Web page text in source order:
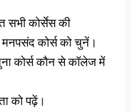
सभी कोर्सेस की
कोर्स को चुनें।
कोर्स कौन से कॉलेज में
को पढ़ें।